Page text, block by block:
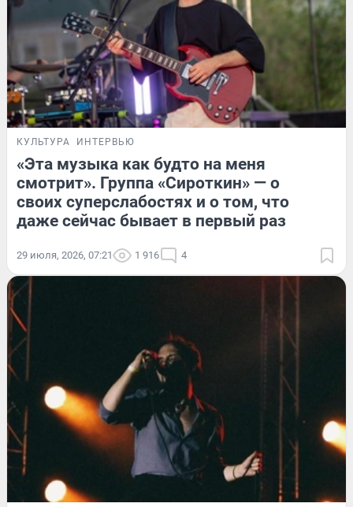
КУЛЬТУРА ИНТЕРВЬЮ
«Эта музыка как будто на меня
смотрит». Группа «Сироткин» — о
своих суперслабостях и о том, что
даже сейчас бывает в первый раз
29 июля, 2026, 07:21 1 916 4